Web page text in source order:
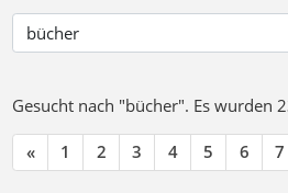
Gesucht nach "bücher". Es wurden
« 1 2 3 4 5 6 7